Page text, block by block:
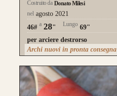
Costruito da Donato Milesi
nel agosto 2021
46# a 28" Lungo 69"
per arciere destrorso
Archi nuovi in pronta consegna